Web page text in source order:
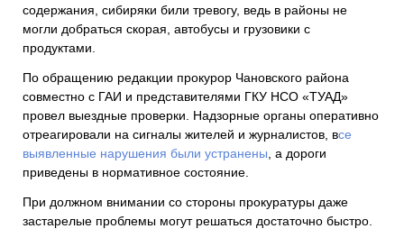
содержания, сибиряки били тревогу, ведь в районы не
могли добраться скорая, автобусы и грузовики с
продуктами.
По обращению редакции прокурор Чановского района
совместно с ГАИ и представителями ГКУ НСО «ТУАД»
провел выездные проверки. Надзорные органы оперативно
отреагировали на сигналы жителей и журналистов, все
выявленные нарушения были устранены, а дороги
приведены в нормативное состояние.
При должном внимании со стороны прокуратуры даже
застарелые проблемы могут решаться достаточно быстро.